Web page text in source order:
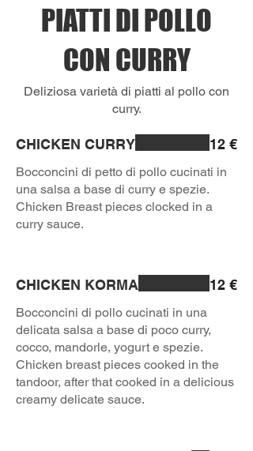
PIATTI DI POLLO
CON CURRY
Deliziosa varietà di piatti al pollo con
curry.
CHICKEN CURRY
Bocconcini di petto di pollo cucinati in
una salsa a base di curry e spezie.
Chicken Breast pieces clocked in a
curry sauce.
12 €
CHICKEN KORMA
Bocconcini di pollo cucinati in una
delicata salsa a base di poco curry,
cocco, mandorle, yogurt e spezie.
Chicken breast pieces cooked in the
tandoor, after that cooked in a delicious
creamy delicate sauce.
12 €